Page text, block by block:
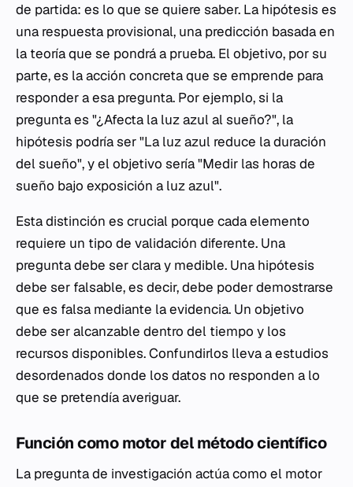
de partida: es lo que se quiere saber. La hipótesis es
una respuesta provisional, una predicción basada en
la teoría que se pondrá a prueba. El objetivo, por su
parte, es la acción concreta que se emprende para
responder a esa pregunta. Por ejemplo, si la
pregunta es "¿Afecta la luz azul al sueño?", la
hipótesis podría ser "La luz azul reduce la duración
del sueño", y el objetivo sería "Medir las horas de
sueño bajo exposición a luz azul".
Esta distinción es crucial porque cada elemento
requiere un tipo de validación diferente. Una
pregunta debe ser clara y medible. Una hipótesis
debe ser falsable, es decir, debe poder demostrarse
que es falsa mediante la evidencia. Un objetivo
debe ser alcanzable dentro del tiempo y los
recursos disponibles. Confundirlos lleva a estudios
desordenados donde los datos no responden a lo
que se pretendía averiguar.
Función como motor del método científico
La pregunta de investigación actúa como el motor